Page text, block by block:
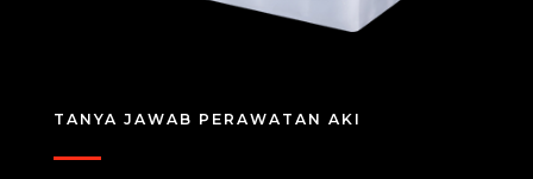
TANYA JAWAB PERAWATAN AKI